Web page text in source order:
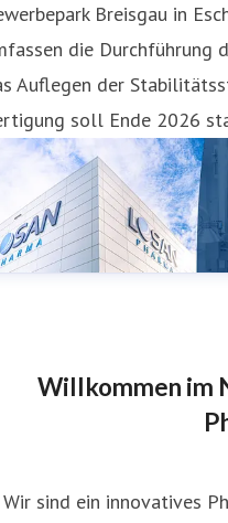
Breisgau in
die Durchführung
Auflegen der
soll Ende 2026
Willkommen im
Wir sind ein innovatives